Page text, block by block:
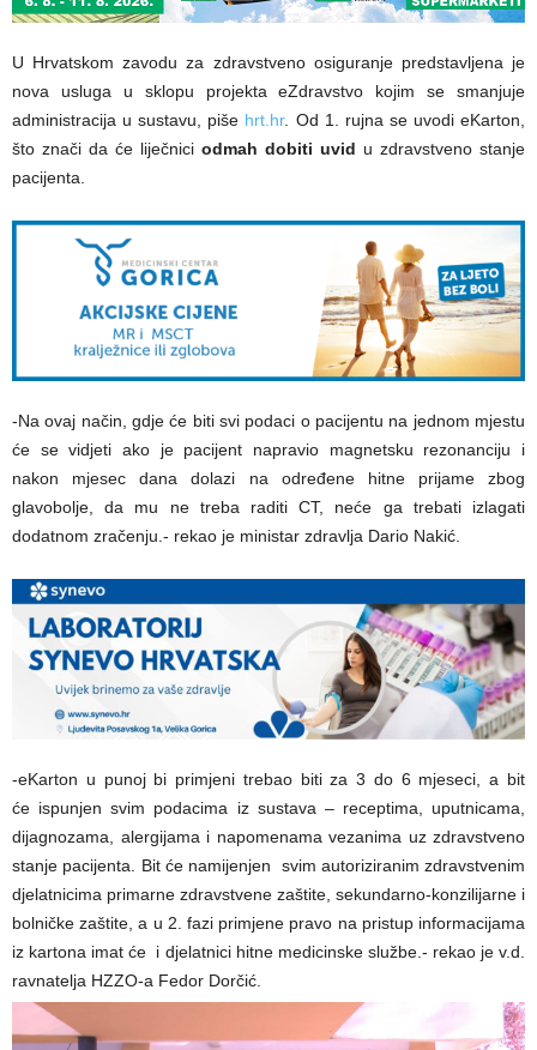
U Hrvatskom zavodu za zdravstveno osiguranje predstavljena je
nova usluga u sklopu projekta eZdravstvo kojim se smanjuje
administracija u sustavu, piše hrt.hr. Od 1. rujna se uvodi eKarton,
što znači da će liječnici odmah dobiti uvid u zdravstveno stanje
pacijenta.
-Na ovaj način, gdje će biti svi podaci o pacijentu na jednom mjestu
će se vidjeti ako je pacijent napravio magnetsku rezonanciju i
nakon mjesec dana dolazi na određene hitne prijame zbog
glavobolje, da mu ne treba raditi CT, neće ga trebati izlagati
dodatnom zračenju.- rekao je ministar zdravlja Dario Nakić.
-eKarton u punoj bi primjeni trebao biti za 3 do 6 mjeseci, a bit
će ispunjen svim podacima iz sustava – receptima, uputnicama,
dijagnozama, alergijama i napomenama vezanima uz zdravstveno
stanje pacijenta. Bit će namijenjen svim autoriziranim zdravstvenim
djelatnicima primarne zdravstvene zaštite, sekundarno-konzilijarne i
bolničke zaštite, a u 2. fazi primjene pravo na pristup informacijama
iz kartona imat će i djelatnici hitne medicinske službe.- rekao je v.d.
ravnatelja HZZO-a Fedor Dorčić.